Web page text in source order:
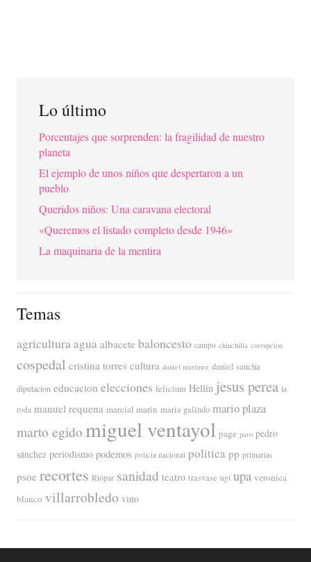
Lo último
Porcentajes que sorprenden: la fragilidad de nuestro
planeta
El ejemplo de unos niños que despertaron a un
pueblo
Queridos niños: Una caravana electoral
«Queremos el listado completo desde 1946»
La maquinaria de la mentira
Temas
agricultura agua albacete baloncesto campo chinchilla corrupcion
cospedal cristina torres cultura daniel martinez daniel sancha
diputacion educacion elecciones felicium Hellín jesus perea la
roda manuel requena marcial marin maria galindo mario plaza
marto egido miguel ventayol page paro pedro
sánchez periodismo podemos policia nacional politica pp primarias
psoe recortes Riópar sanidad teatro trasvase ugt upa veronica
blanco villarrobledo vino